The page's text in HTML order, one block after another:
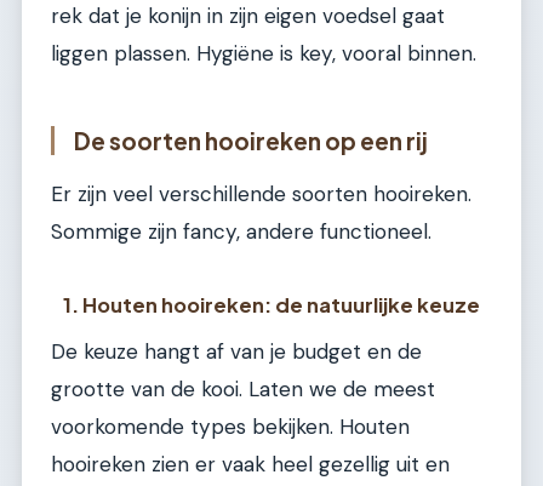
rek dat je konijn in zijn eigen voedsel gaat
liggen plassen. Hygiëne is key, vooral binnen.
De soorten hooireken op een rij
Er zijn veel verschillende soorten hooireken.
Sommige zijn fancy, andere functioneel.
1. Houten hooireken: de natuurlijke keuze
De keuze hangt af van je budget en de
grootte van de kooi. Laten we de meest
voorkomende types bekijken. Houten
hooireken zien er vaak heel gezellig uit en